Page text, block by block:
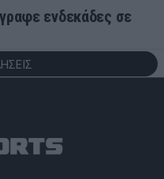
ενδεκάδες σε